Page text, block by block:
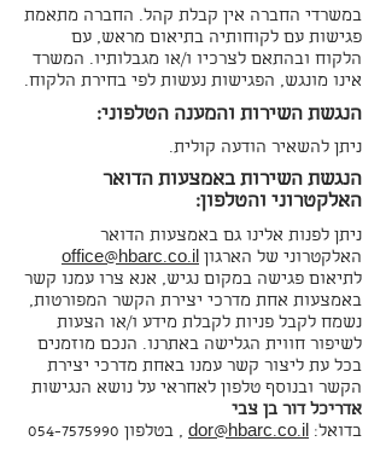
במשרדי החברה אין קבלת קהל. החברה מתאמת
פגישות עם לקוחותיה בתיאום מראש, עם
הלקוח ובהתאם לצרכיו ו/או מגבלותיו. המשרד
אינו מונגש, הפגישות נעשות לפי בחירת הלקוח.
הנגשת השירות והמענה הטלפוני:
ניתן להשאיר הודעה קולית.
הנגשת השירות באמצעות הדואר
האלקטרוני והטלפון:
ניתן לפנות אלינו גם באמצעות הדואר
האלקטרוני של הארגון office@hbarc.co.il
לתיאום פגישה במקום נגיש, אנא צרו עמנו קשר
באמצעות אחת מדרכי יצירת הקשר המפורטות,
נשמח לקבל פניות לקבלת מידע ו/או הצעות
לשיפור חווית הגלישה באתרנו. הנכם מוזמנים
בכל עת ליצור קשר עמנו באחת מדרכי יצירת
הקשר ובנוסף טלפון לאחראי על נושא הנגישות
אדריכל דור בן צבי
בדואל: dor@hbarc.co.il , בטלפון 054-7575990